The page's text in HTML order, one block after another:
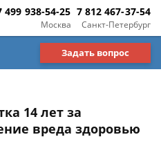
Москва
499 938-54-25
Санкт-Петербург
7 812 467-37-54
Задать вопрос
14 лет за
вреда здоровью